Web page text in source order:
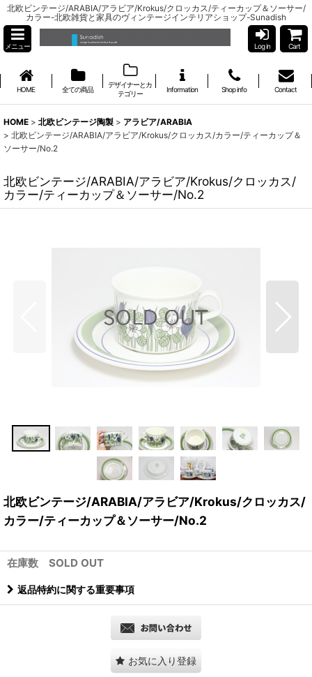
北欧ビンテージ/ARABIA/アラビア/Krokus/クロッカス/ティーカップ＆ソーサー/
カラー-北欧雑貨と家具のヴィンテージインテリアショップ-Sunadish
メニュー Log in Cart
HOME 全ての商品
デザイナーとカ
テゴリー
Information Shop info Contact
HOME > 北欧ビンテージ陶製 > アラビア/ARABIA
> 北欧ビンテージ/ARABIA/アラビア/Krokus/クロッカス/カラー/ティーカップ＆
ソーサー/No.2
北欧ビンテージ/ARABIA/アラビア/Krokus/クロッカス/
カラー/ティーカップ＆ソーサー/No.2
北欧ビンテージ/ARABIA/アラビア/Krokus/クロッカス/
カラー/ティーカップ＆ソーサー/No.2
在庫数 SOLD OUT
返品特約に関する重要事項
お気に入り登録